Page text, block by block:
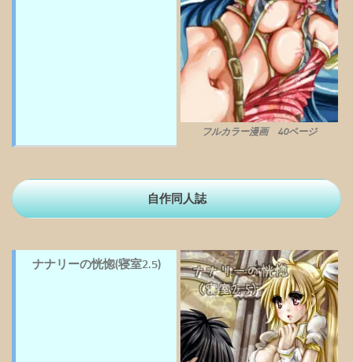
フルカラー漫画 40ページ
自作同人誌
ナナリーの恍惚(寝室2.5)